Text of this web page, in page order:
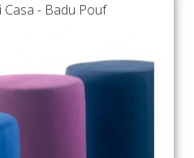
- Badu Pouf